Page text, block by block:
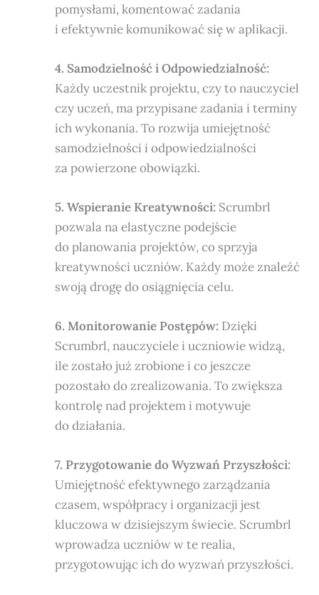
pomysłami, komentować zadania
i efektywnie komunikować się w aplikacji.
4. Samodzielność i Odpowiedzialność:
Każdy uczestnik projektu, czy to nauczyciel
czy uczeń, ma przypisane zadania i terminy
ich wykonania. To rozwija umiejętność
samodzielności i odpowiedzialności
za powierzone obowiązki.
5. Wspieranie Kreatywności: Scrumbrl
pozwala na elastyczne podejście
do planowania projektów, co sprzyja
kreatywności uczniów. Każdy może znaleźć
swoją drogę do osiągnięcia celu.
6. Monitorowanie Postępów: Dzięki
Scrumbrl, nauczyciele i uczniowie widzą,
ile zostało już zrobione i co jeszcze
pozostało do zrealizowania. To zwiększa
kontrolę nad projektem i motywuje
do działania.
7. Przygotowanie do Wyzwań Przyszłości:
Umiejętność efektywnego zarządzania
czasem, współpracy i organizacji jest
kluczowa w dzisiejszym świecie. Scrumbrl
wprowadza uczniów w te realia,
przygotowując ich do wyzwań przyszłości.